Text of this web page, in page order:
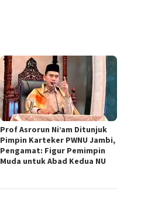
Prof Asrorun Ni’am Ditunjuk
Pimpin Karteker PWNU Jambi,
Pengamat: Figur Pemimpin
Muda untuk Abad Kedua NU